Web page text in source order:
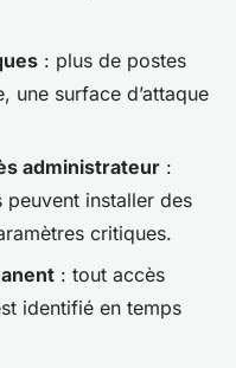
: plus de postes
une surface d’attaque
administrateur :
peuvent installer des
critiques.
: tout accès
identifié en temps